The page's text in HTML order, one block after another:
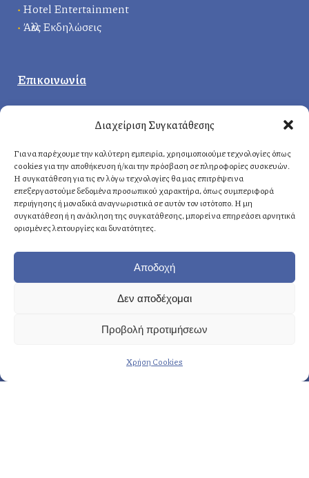
Διαχείριση Συγκατάθεσης
Για να παρέχουμε την καλύτερη εμπειρία, χρησιμοποιούμε τεχνολογίες όπως
cookies για την αποθήκευση ή/και την πρόσβαση σε πληροφορίες συσκευών.
Η συγκατάθεση για τις εν λόγω τεχνολογίες θα μας επιτρέψει να
επεξεργαστούμε δεδομένα προσωπικού χαρακτήρα, όπως συμπεριφορά
περιήγησης ή μοναδικά αναγνωριστικά σε αυτόν τον ιστότοπο. Η μη
συγκατάθεση ή η ανάκληση της συγκατάθεσης, μπορεί να επηρεάσει αρνητικά
ορισμένες λειτουργίες και δυνατότητες.
Αποδοχή
Δεν αποδέχομαι
Προβολή προτιμήσεων
Χρήση Cookies
• Hotel Entertainment
• Άλλες Εκδηλώσεις
Επικοινωνία
Δερβενακίων 1, 14121 Ηράκλειο
Αττική, Ελλάδα
Αθήνα: +30 210 8814876
Κρήτη: +30 2810 258703
: info@fasoulides.gr
→ Προετοιμασία & οργάνωση